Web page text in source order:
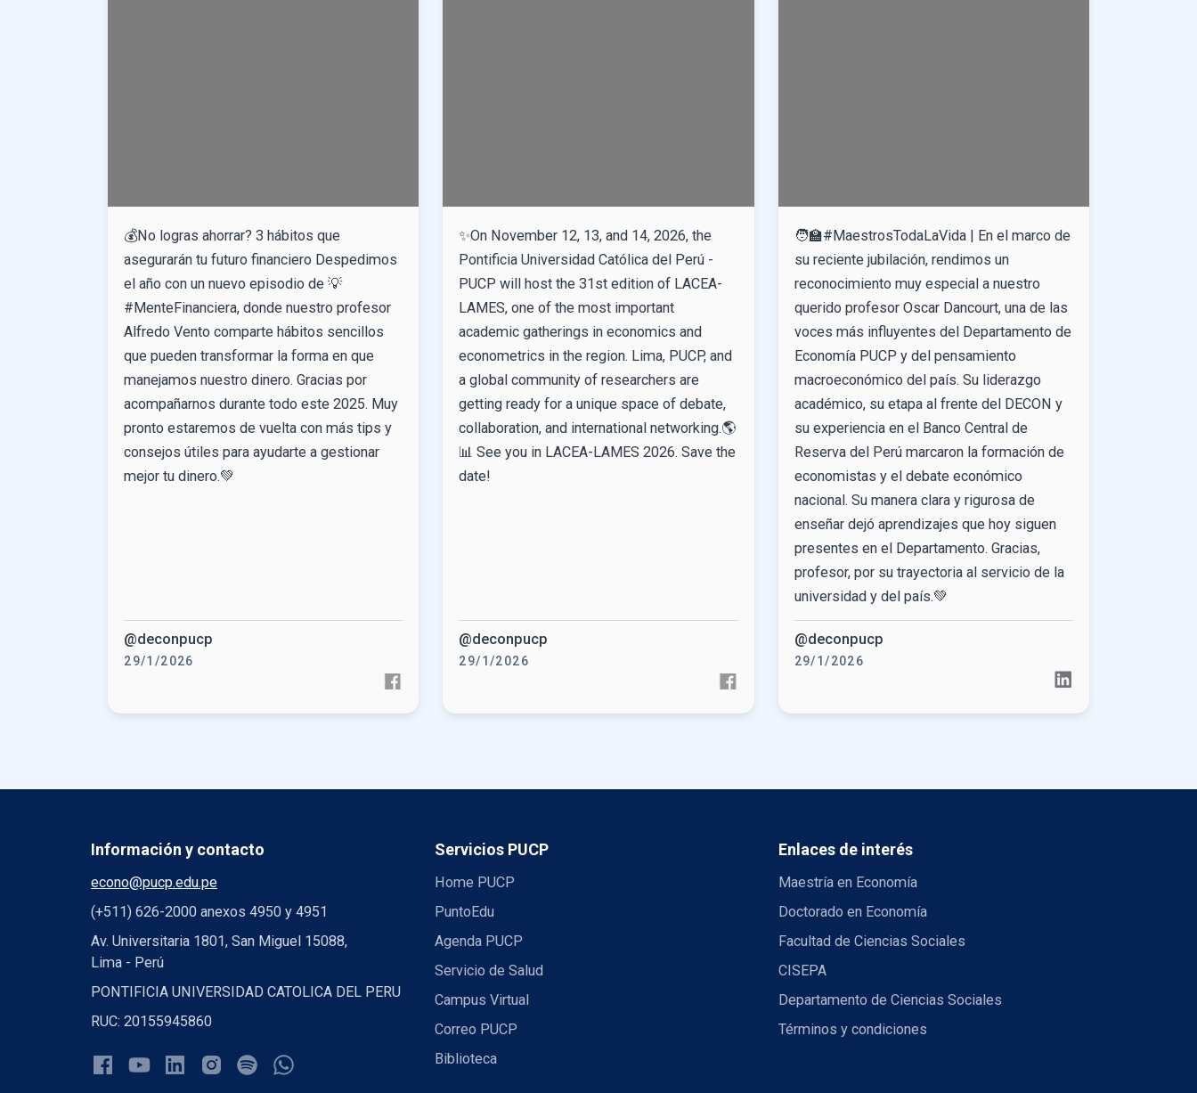
💰No logras ahorrar? 3 hábitos que
asegurarán tu futuro financiero Despedimos
el año con un nuevo episodio de 💡
#MenteFinanciera, donde nuestro profesor
Alfredo Vento comparte hábitos sencillos
que pueden transformar la forma en que
manejamos nuestro dinero. Gracias por
acompañarnos durante todo este 2025. Muy
pronto estaremos de vuelta con más tips y
consejos útiles para ayudarte a gestionar
mejor tu dinero.💚
@deconpucp
29/1/2026
✨On November 12, 13, and 14, 2026, the
Pontificia Universidad Católica del Perú -
PUCP will host the 31st edition of LACEA-
LAMES, one of the most important
academic gatherings in economics and
econometrics in the region. Lima, PUCP, and
a global community of researchers are
getting ready for a unique space of debate,
collaboration, and international networking.🌎
📊 See you in LACEA-LAMES 2026. Save the
date!
@deconpucp
29/1/2026
🧑‍🏫#MaestrosTodaLaVida | En el marco de
su reciente jubilación, rendimos un
reconocimiento muy especial a nuestro
querido profesor Oscar Dancourt, una de las
voces más influyentes del Departamento de
Economía PUCP y del pensamiento
macroeconómico del país. Su liderazgo
académico, su etapa al frente del DECON y
su experiencia en el Banco Central de
Reserva del Perú marcaron la formación de
economistas y el debate económico
nacional. Su manera clara y rigurosa de
enseñar dejó aprendizajes que hoy siguen
presentes en el Departamento. Gracias,
profesor, por su trayectoria al servicio de la
universidad y del país.💚
@deconpucp
29/1/2026
Información y contacto
econo@pucp.edu.pe
(+511) 626-2000 anexos 4950 y 4951
Av. Universitaria 1801, San Miguel 15088,
Lima - Perú
PONTIFICIA UNIVERSIDAD CATOLICA DEL PERU
RUC: 20155945860
Servicios PUCP
Home PUCP
PuntoEdu
Agenda PUCP
Servicio de Salud
Campus Virtual
Correo PUCP
Biblioteca
Enlaces de interés
Maestría en Economía
Doctorado en Economía
Facultad de Ciencias Sociales
CISEPA
Departamento de Ciencias Sociales
Términos y condiciones